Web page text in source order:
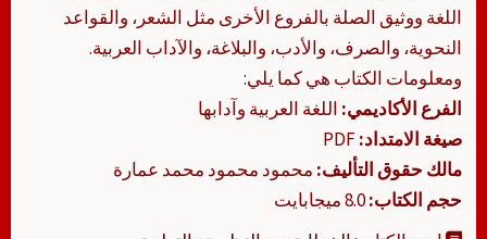
اللغة ووثيق الصلة بالفروع الأخرى مثل الشعر، والقواعد
النحوية، والصرف، والأدب، والبلاغة، والآداب العربية.
ومعلومات الكتاب هي كما يلي:
الفرع الأكاديمي: اللغة العربية وآدابها
صيغة الامتداد:
مالك حقوق التأليف: محمود محمود محمد عمارة
حجم الكتاب:8.0 ميجابايت